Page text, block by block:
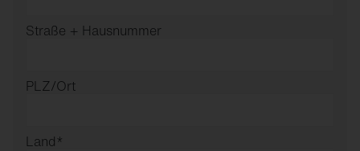
Straße + Hausnummer
PLZ/Ort
Land*